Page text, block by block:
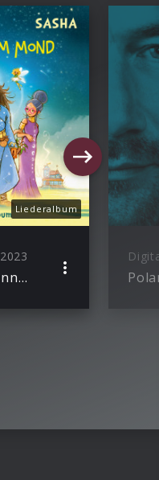
Liederalbum
2023
Toto und der Mann im Mond – Das Liederalbum